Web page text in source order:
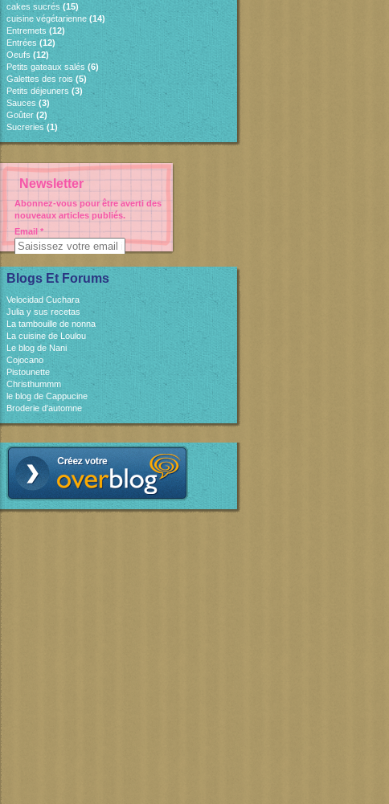
cakes sucrés (15)
cuisine végétarienne (14)
Entremets (12)
Entrées (12)
Oeufs (12)
Petits gateaux salés (6)
Galettes des rois (5)
Petits déjeuners (3)
Sauces (3)
Goûter(2)
Sucreries (1)
Newsletter
Abonnez-vous pour être averti des
nouveaux articles publiés.
Email
Blogs Et Forums
Velocidad Cuchara
Julia y sus recetas
La tambouille de nonna
La cuisine de Loulou
Le blog de Nani
Cojocano
Pistounette
Christhummm
le blog de Cappucine
Broderie d'automne